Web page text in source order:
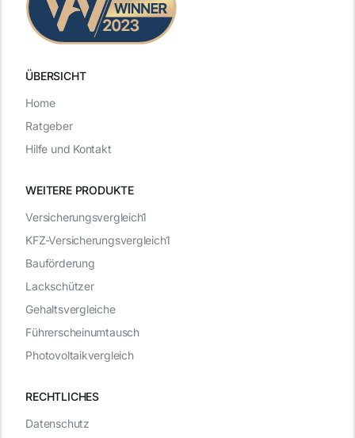
ÜBERSICHT
WEITERE PRODUKTE
RECHTLICHES
Datenschutz
Versicherungsvergleich1
KFZ-Versicherungsvergleich1
Bauförderung
Lackschützer
Gehaltsvergleiche
Führerscheinumtausch
Photovoltaikvergleich
Home
Ratgeber
Hilfe und Kontakt